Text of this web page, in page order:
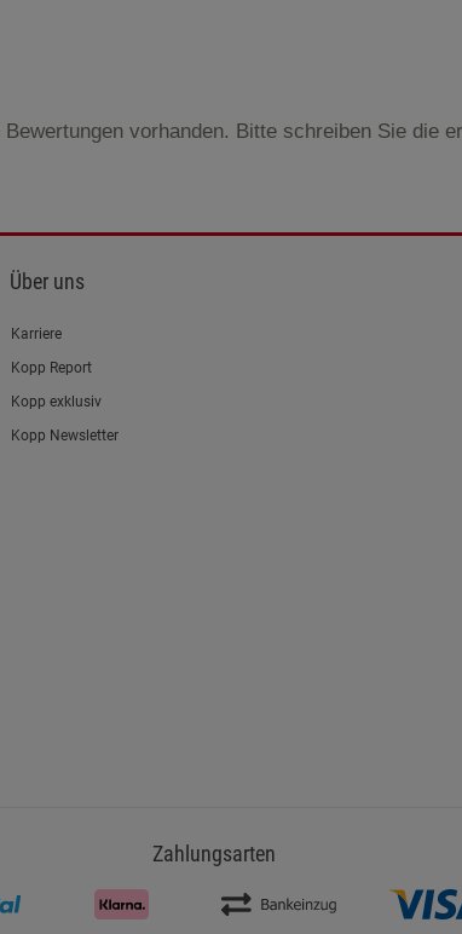
vorhanden. Bitte schreiben Sie die
Über uns
Karriere
Kopp Report
Kopp exklusiv
Kopp Newsletter
Zahlungsarten